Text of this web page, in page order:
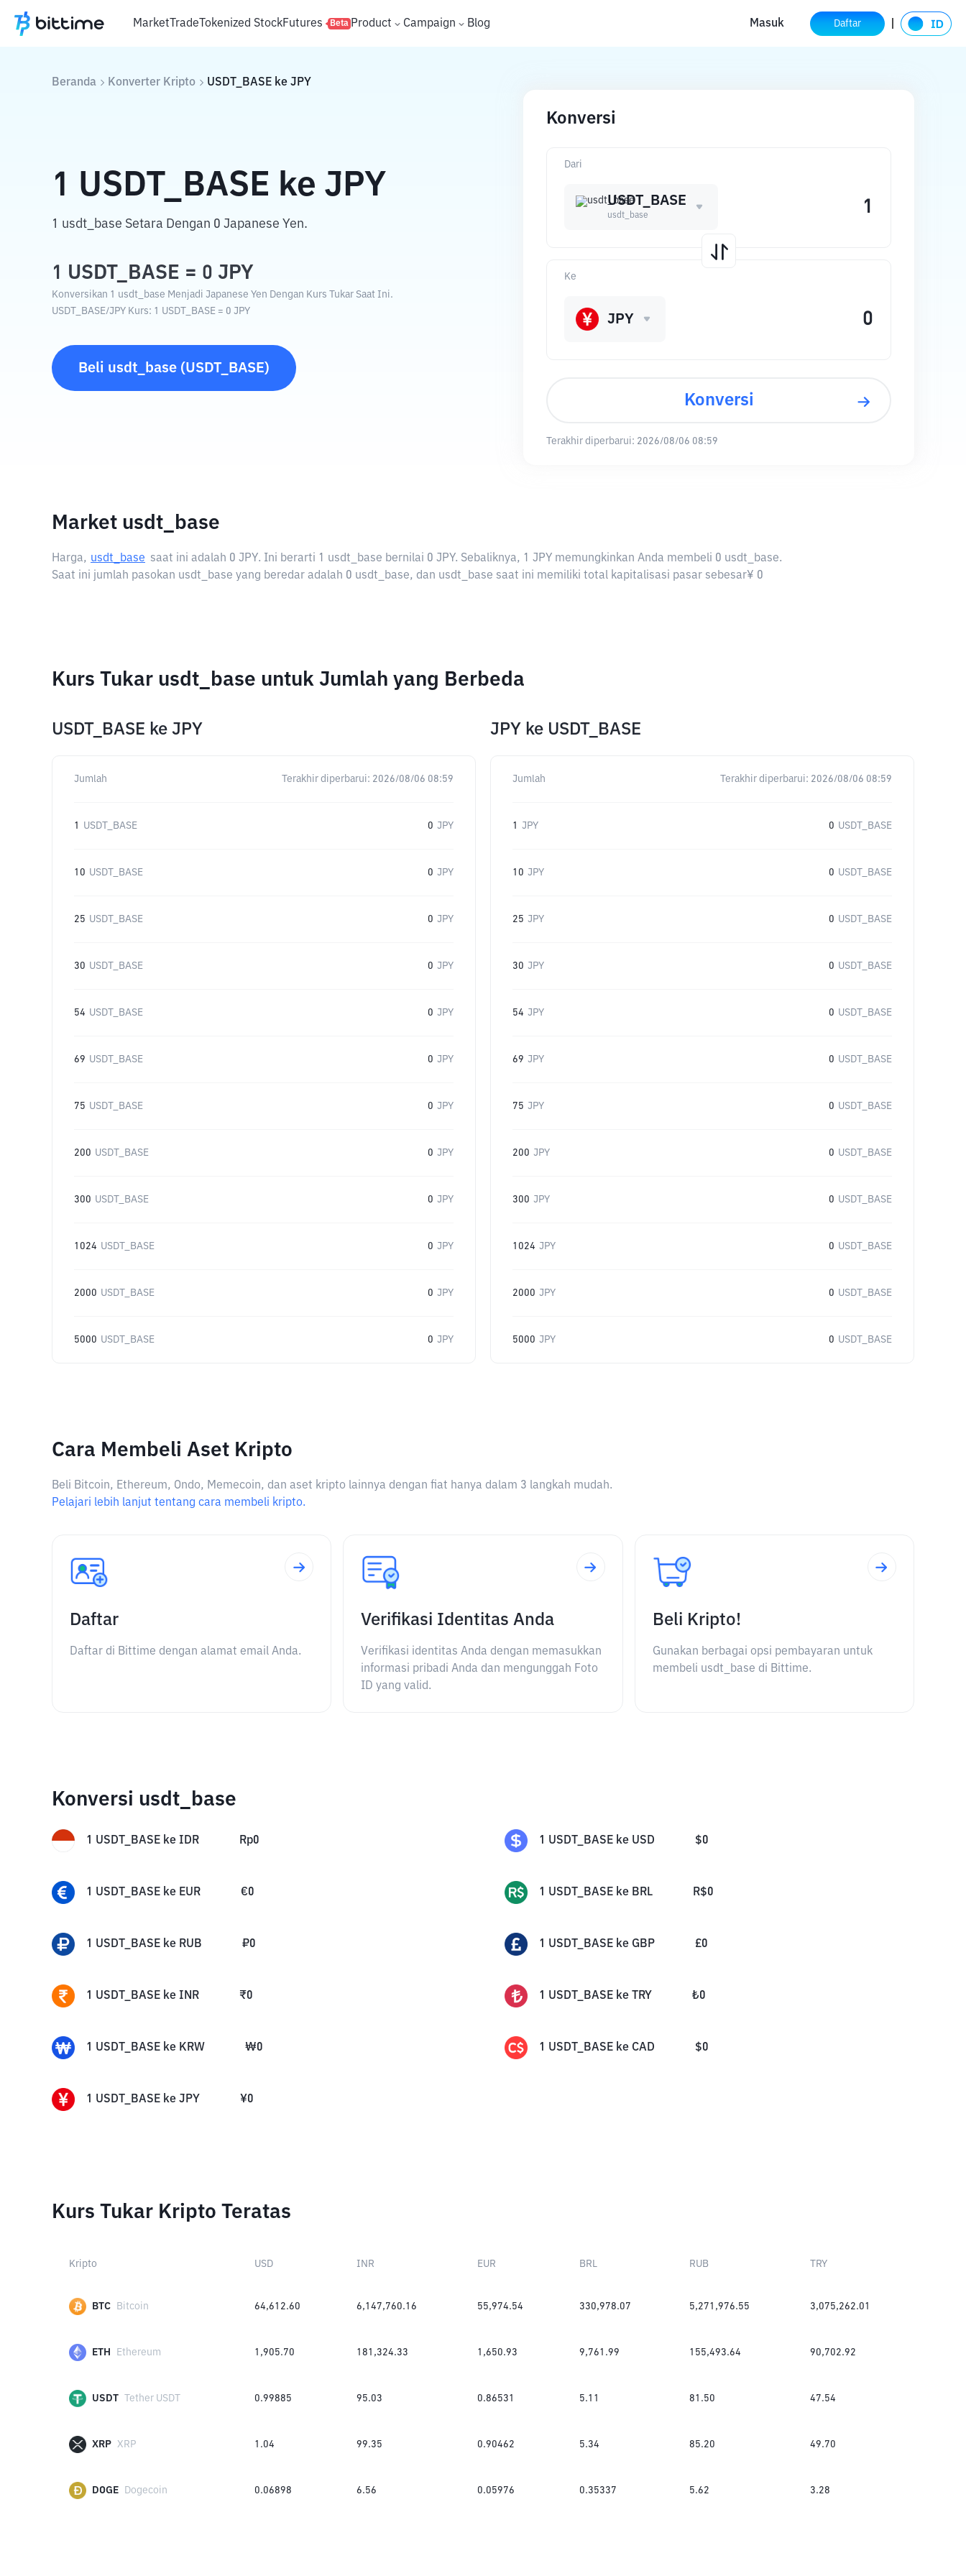
MarketTradeTokenized StockFutures Beta Product Campaign Blog Masuk Daftar
Beranda Konverter Kripto USDT_BASE ke JPY
1 USDT_BASE ke JPY
1 usdt_base Setara Dengan 0 Japanese Yen.
1 USDT_BASE = 0 JPY
Konversikan 1 usdt_base Menjadi Japanese Yen Dengan Kurs Tukar Saat Ini.
USDT_BASE/JPY Kurs: 1 USDT_BASE = 0 JPY
Beli usdt_base (USDT_BASE)
Konversi
Dari
USDT_BASE
usdt_base
Ke
JPY
Konversi
Terakhir diperbarui: 2026/08/06 08:59
Market usdt_base
Harga, usdt_base saat ini adalah 0 JPY. Ini berarti 1 usdt_base bernilai 0 JPY. Sebaliknya, 1 JPY memungkinkan Anda membeli 0 usdt_base.
Saat ini jumlah pasokan usdt_base yang beredar adalah 0 usdt_base, dan usdt_base saat ini memiliki total kapitalisasi pasar sebesar¥ 0
Kurs Tukar usdt_base untuk Jumlah yang Berbeda
USDT_BASE ke JPY
Jumlah Terakhir diperbarui: 2026/08/06 08:59
1 USDT_BASE 0 JPY
10 USDT_BASE 0 JPY
25 USDT_BASE 0 JPY
30 USDT_BASE 0 JPY
54 USDT_BASE 0 JPY
69 USDT_BASE 0 JPY
75 USDT_BASE 0 JPY
200 USDT_BASE 0 JPY
300 USDT_BASE 0 JPY
1024 USDT_BASE 0 JPY
2000 USDT_BASE 0 JPY
5000 USDT_BASE 0 JPY
JPY ke USDT_BASE
Jumlah Terakhir diperbarui: 2026/08/06 08:59
1 JPY 0 USDT_BASE
10 JPY 0 USDT_BASE
25 JPY 0 USDT_BASE
30 JPY 0 USDT_BASE
54 JPY 0 USDT_BASE
69 JPY 0 USDT_BASE
75 JPY 0 USDT_BASE
200 JPY 0 USDT_BASE
300 JPY 0 USDT_BASE
1024 JPY 0 USDT_BASE
2000 JPY 0 USDT_BASE
5000 JPY 0 USDT_BASE
Cara Membeli Aset Kripto
Beli Bitcoin, Ethereum, Ondo, Memecoin, dan aset kripto lainnya dengan fiat hanya dalam 3 langkah mudah.
Pelajari lebih lanjut tentang cara membeli kripto.
Daftar
Daftar di Bittime dengan alamat email Anda.
Verifikasi Identitas Anda
Verifikasi identitas Anda dengan memasukkan
informasi pribadi Anda dan mengunggah Foto
ID yang valid.
Beli Kripto!
Gunakan berbagai opsi pembayaran untuk
membeli usdt_base di Bittime.
Konversi usdt_base
1 USDT_BASE ke IDR Rp0 1 USDT_BASE ke USD $0
1 USDT_BASE ke EUR €0 1 USDT_BASE ke BRL R$0
1 USDT_BASE ke RUB ₽0 1 USDT_BASE ke GBP £0
1 USDT_BASE ke INR ₹0 1 USDT_BASE ke TRY ₺0
1 USDT_BASE ke KRW ₩0 1 USDT_BASE ke CAD $0
1 USDT_BASE ke JPY ¥0
Kurs Tukar Kripto Teratas
Kripto USD INR EUR BRL RUB TRY
BTC Bitcoin 64,612.60 6,147,760.16 55,974.54 330,978.07 5,271,976.55 3,075,262.01
ETH Ethereum 1,905.70 181,324.33 1,650.93 9,761.99 155,493.64 90,702.92
USDT Tether USDT 0.99885 95.03 0.86531 5.11 81.50 47.54
XRP XRP 1.04 99.35 0.90462 5.34 85.20 49.70
DOGE Dogecoin 0.06898 6.56 0.05976 0.35337 5.62 3.28